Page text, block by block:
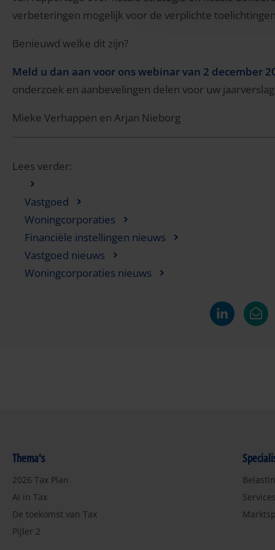
verbeteringen mogelijk voor de verplichte
Benieuwd welke dit zijn?
Meld u dan aan voor ons webinar van 2 december
onderzoek en aanbevelingen delen voor uw
Mieke Verhappen en Arjan Nieborg
Lees verder:
Vastgoed
Woningcorporaties
Financiële instellingen nieuws
Vastgoed nieuws
Woningcorporaties nieuws
Thema's
2026 Tax Plan
AI in Tax
De toekomst van Tax
Pijler 2
Services